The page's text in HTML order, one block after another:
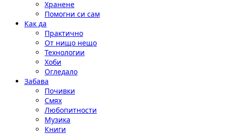
Хранене
Помогни си сам
Как да
Практично
От нищо нещо
Технологии
Хоби
Огледало
Забава
Почивки
Смях
Любопитности
Музика
Книги